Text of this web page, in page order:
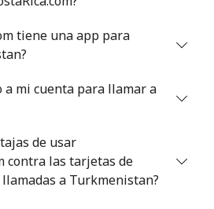
16 min por ⁦$5⁩
tiene una app para
a mi cuenta para llamar a
de usar
contra las tarjetas de
a Turkmenistan?